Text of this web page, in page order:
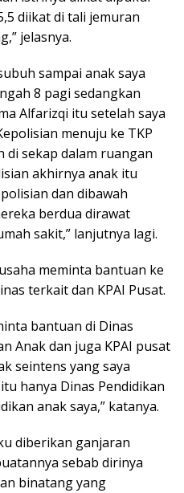
diikat di tali jemuran
jelasnya.
sampai anak saya
8 pagi sedangkan
Alfarizqi itu setelah saya
menuju ke TKP
di sekap dalam ruangan
akhirnya anak itu
dan dibawah
berdua dirawat
sakit,” lanjutnya lagi.
meminta bantuan ke
terkait dan KPAI Pusat.
bantuan di Dinas
Anak dan juga KPAI pusat
seintens yang saya
hanya Dinas Pendidikan
anak saya,” katanya.
diberikan ganjaran
sebab dirinya
binatang yang